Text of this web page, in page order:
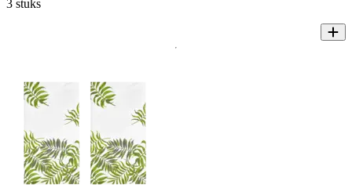
3 stuks